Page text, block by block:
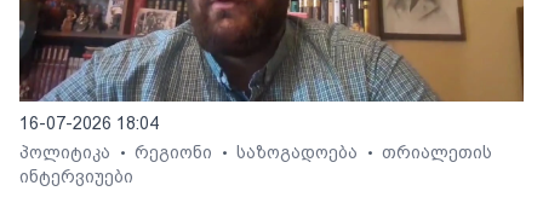
16-07-2026 18:04
პოლიტიკა
• რეგიონი • საზოგადოება • თრიალეთის
ინტერვიუები